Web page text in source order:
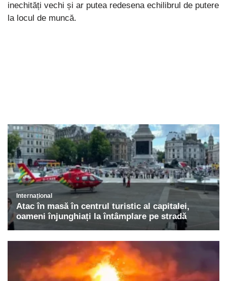
inechități vechi și ar putea redesena echilibrul de putere
la locul de muncă.